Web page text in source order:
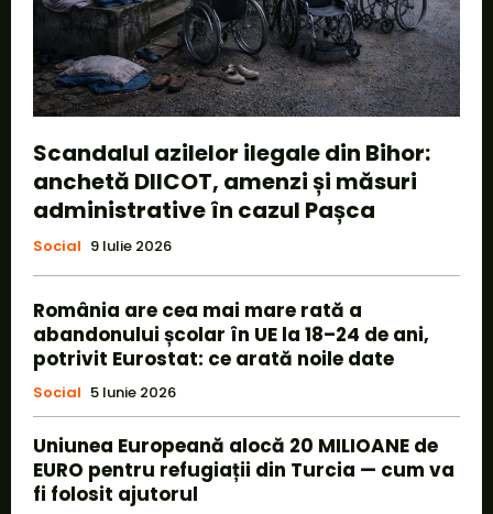
Scandalul azilelor ilegale din Bihor:
anchetă DIICOT, amenzi și măsuri
administrative în cazul Pașca
Social 9 Iulie 2026
România are cea mai mare rată a
abandonului școlar în UE la 18–24 de ani,
potrivit Eurostat: ce arată noile date
Social 5 Iunie 2026
Uniunea Europeană alocă 20 MILIOANE de
EURO pentru refugiații din Turcia — cum va
fi folosit ajutorul